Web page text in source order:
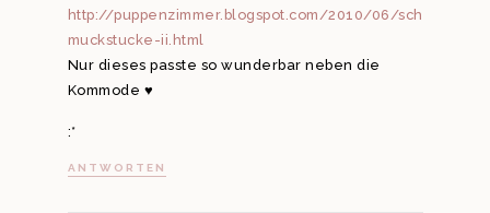
http://puppenzimmer.blogspot.com/2010/06/sch
muckstucke-ii.html
Nur dieses passte so wunderbar neben die
Kommode ♥
:*
ANTWORTEN